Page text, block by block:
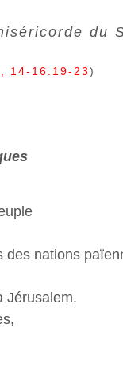
du
14-16.19-23)
des nations
Jérusalem.